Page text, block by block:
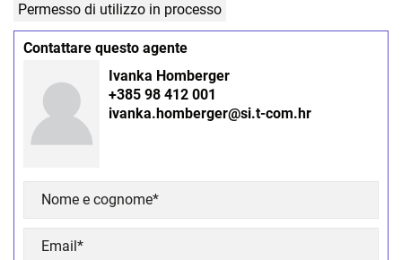
Permesso di utilizzo in processo
Contattare questo agente
Ivanka Homberger
+385 98 412 001
ivanka.homberger@si.t-com.hr